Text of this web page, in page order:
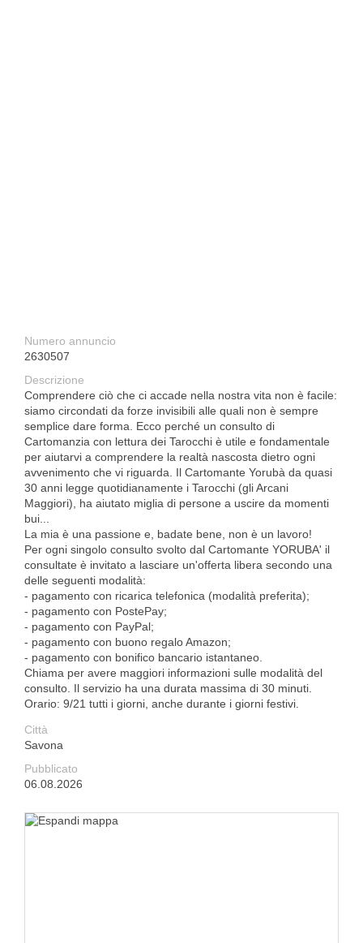
Numero annuncio
2630507
Descrizione
Comprendere ciò che ci accade nella nostra vita non è facile:
siamo circondati da forze invisibili alle quali non è sempre
semplice dare forma. Ecco perché un consulto di
Cartomanzia con lettura dei Tarocchi è utile e fondamentale
per aiutarvi a comprendere la realtà nascosta dietro ogni
avvenimento che vi riguarda. Il Cartomante Yorubà da quasi
30 anni legge quotidianamente i Tarocchi (gli Arcani
Maggiori), ha aiutato miglia di persone a uscire da momenti
bui...
La mia è una passione e, badate bene, non è un lavoro!
Per ogni singolo consulto svolto dal Cartomante YORUBA' il
consultate è invitato a lasciare un'offerta libera secondo una
delle seguenti modalità:
- pagamento con ricarica telefonica (modalità preferita);
- pagamento con PostePay;
- pagamento con PayPal;
- pagamento con buono regalo Amazon;
- pagamento con bonifico bancario istantaneo.
Chiama per avere maggiori informazioni sulle modalità del
consulto. Il servizio ha una durata massima di 30 minuti.
Orario: 9/21 tutti i giorni, anche durante i giorni festivi.
Città
Savona
Pubblicato
06.08.2026